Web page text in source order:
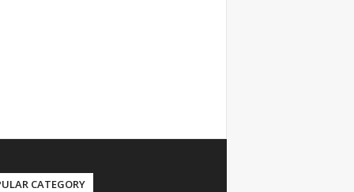
CATEGORY